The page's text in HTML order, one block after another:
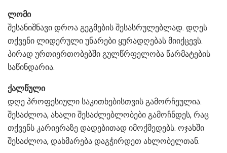
ლომი
შესანიშნავი დროა გეგმების შესასრულებლად. დღეს
თქვენი ლიდერული უნარები ყურადღებას მიიქცევს.
პირად ურთიერთობებში გულწრფელობა წარმატების
საწინდარია.
ქალწული
დღე პროფესიული საკითხებისთვის გამორჩეულია.
შესაძლოა, ახალი შესაძლებლობები გამოჩნდეს, რაც
თქვენს კარიერაზე დადებითად იმოქმედებს. ოჯახში
შესაძლოა, დახმარება დაგჭირდეთ ახლობელთან.